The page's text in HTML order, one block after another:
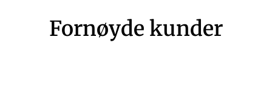
Fornøyde kunder